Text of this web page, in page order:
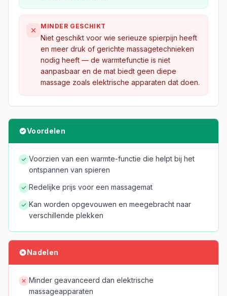
MINDER GESCHIKT
Niet geschikt voor wie serieuze spierpijn heeft
en meer druk of gerichte massagetechnieken
nodig heeft — de warmtefunctie is niet
aanpasbaar en de mat biedt geen diepe
massage zoals elektrische apparaten dat doen.
Voordelen
Voorzien van een warmte-functie die helpt bij het
ontspannen van spieren
Redelijke prijs voor een massagemat
Kan worden opgevouwen en meegebracht naar
verschillende plekken
Nadelen
Minder geavanceerd dan elektrische
massageapparaten